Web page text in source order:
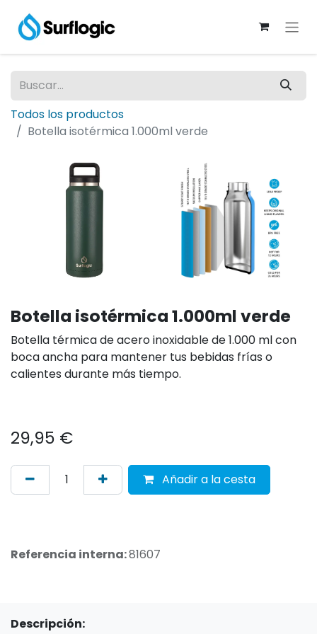
Todos los productos
Botella isotérmica 1.000ml verde
Botella isotérmica 1.000ml verde
Botella térmica de acero inoxidable de 1.000 ml con
boca ancha para mantener tus bebidas frías o
calientes durante más tiempo.
29,95 €
Añadir a la cesta
Referencia interna:81607
Descripción: